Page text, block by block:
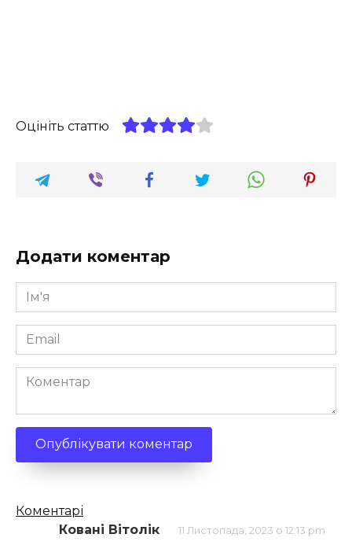
Оцініть статтю
Додати коментар
Ім'я
*
Email
*
Коментар
Кількість
коментарів
Коментарі
Ковані Вітолік
11 Листопада, 2023 о 12:13 pm